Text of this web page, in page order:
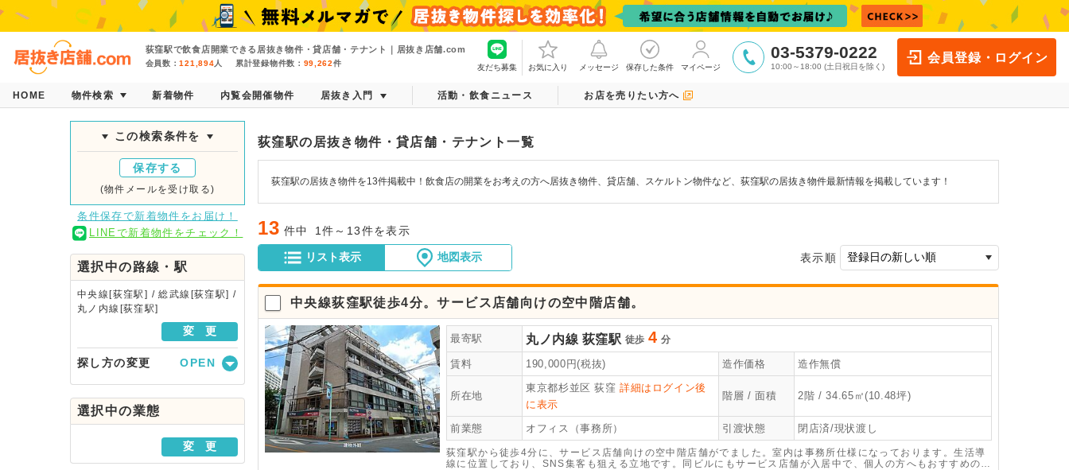
荻窪駅で飲食店開業できる居抜き物件・貸店舗・テナント｜居抜き店舗.com
会員数：121,894人 累計登録物件数： 99,262件 友だち募集 お気に入り メッセージ 保存した条件 マイページ
03-5379-0222
10:00～18:00 (土日祝日を除く)
会員登録・ログイン
HOME 物件検索 新着物件 内覧会開催物件 居抜き入門 活動・飲食ニュース お店を売りたい方へ
この検索条件を
保存する
(物件メールを受け取る)
条件保存で新着物件をお届け！
LINEで新着物件をチェック！
選択中の路線・駅
中央線[荻窪駅] / 総武線[荻窪駅] /
丸ノ内線[荻窪駅]
変 更
探し方の変更
駅・路線から探す
地域から探す
選択中の業態
変 更
荻窪駅の居抜き物件・貸店舗・テナント一覧
荻窪駅の居抜き物件を13件掲載中！飲食店の開業をお考えの方へ居抜き物件、貸店舗、スケルトン物件など、荻窪駅の居抜き物件最新情報を掲載しています！
13 件中 1件～13件を表示
リスト表示 地図表示 表示順
中央線荻窪駅徒歩4分。サービス店舗向けの空中階店舗。
最寄駅 丸ノ内線 荻窪駅 徒歩 4 分
賃料 190,000 円(税抜) 造作価格 造作無償
所在地
東京都杉並区 荻窪 詳細はログイン後
に表示
階層 / 面積 2階 / 34.65㎡(10.48坪)
前業態 オフィス（事務所） 引渡状態 閉店済/現状渡し
荻窪駅から徒歩4分に、サービス店舗向けの空中階店舗がでました。室内は事務所仕様になっております。生活導
線に位置しており、SNS集客も狙える立地です。同ビルにもサービス店舗が入居中で、個人の方へもおすすめの物